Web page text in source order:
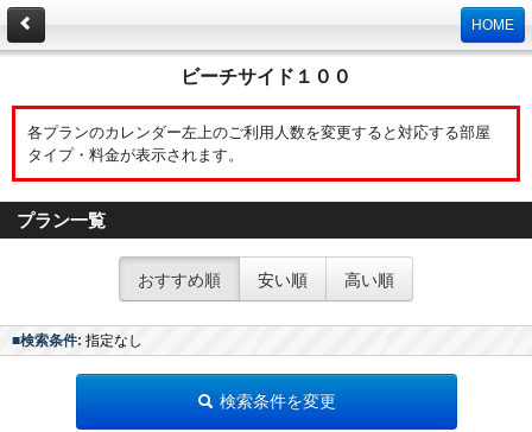
HOME
ビーチサイド１００
各プランのカレンダー左上のご利用人数を変更すると対応する部屋
タイプ・料金が表示されます。
プラン一覧
おすすめ順 安い順 高い順
■検索条件: 指定なし
検索条件を変更